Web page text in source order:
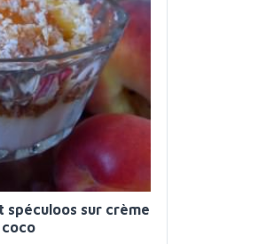
sur crème
coco